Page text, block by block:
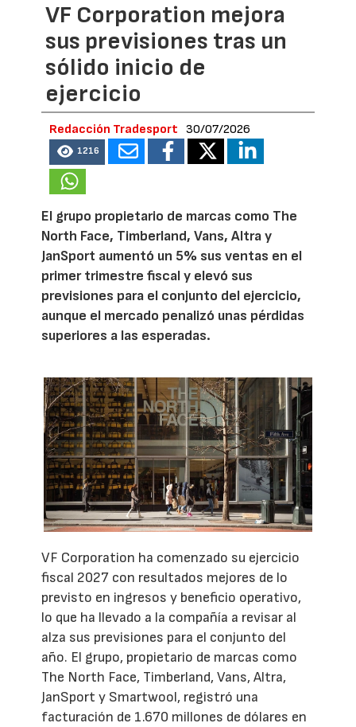
VF Corporation mejora
sus previsiones tras un
sólido inicio de
ejercicio
Redacción Tradesport 30/07/2026
1216
El grupo propietario de marcas como The
North Face, Timberland, Vans, Altra y
JanSport aumentó un 5% sus ventas en el
primer trimestre fiscal y elevó sus
previsiones para el conjunto del ejercicio,
aunque el mercado penalizó unas pérdidas
superiores a las esperadas.
VF Corporation ha comenzado su ejercicio
fiscal 2027 con resultados mejores de lo
previsto en ingresos y beneficio operativo,
lo que ha llevado a la compañía a revisar al
alza sus previsiones para el conjunto del
año. El grupo, propietario de marcas como
The North Face, Timberland, Vans, Altra,
JanSport y Smartwool, registró una
facturación de 1.670 millones de dólares en